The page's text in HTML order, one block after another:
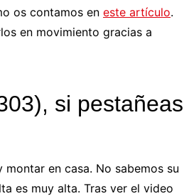
os contamos en este artículo.
en movimiento gracias a
si pestañeas
en casa. No sabemos su
es muy alta. Tras ver el video